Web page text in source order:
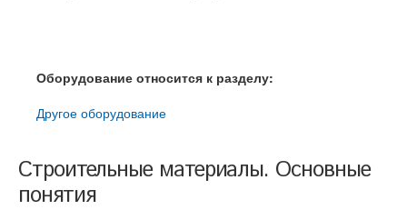
Оборудование относится к разделу:
Другое оборудование
Строительные материалы. Основные
понятия